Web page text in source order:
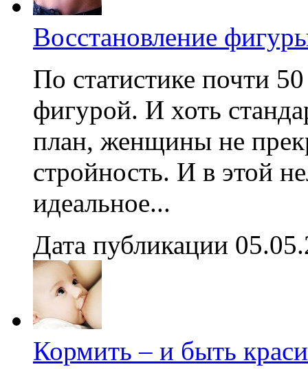
Восстановление
По статистике почти
фигурой. И хоть
план, женщины не
стройность. И в этой
идеальное...
Дата публикации
Кормить – и быть